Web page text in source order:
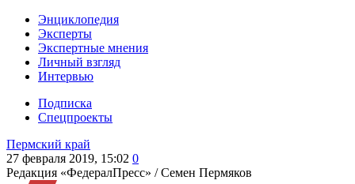
Энциклопедия
Эксперты
Экспертные мнения
Личный взгляд
Интервью
Подписка
Спецпроекты
Пермский край
27 февраля 2019, 15:02 0
Редакция «ФедералПресс» /Семен Пермяков